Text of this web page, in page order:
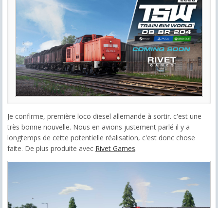
Je confirme, première loco diesel allemande à sortir. c'est une
très bonne nouvelle. Nous en avions justement parlé il y a
longtemps de cette potentielle réalisation, c'est donc chose
faite. De plus produite avec Rivet Games.